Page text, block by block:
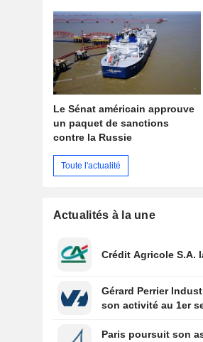
Le Sénat américain approuve
un paquet de sanctions
contre la Russie
Toute l'actualité
Actualités à la une
Crédit Agricole S.A.
Gérard Perrier
son activité au 1er
Paris poursuit son